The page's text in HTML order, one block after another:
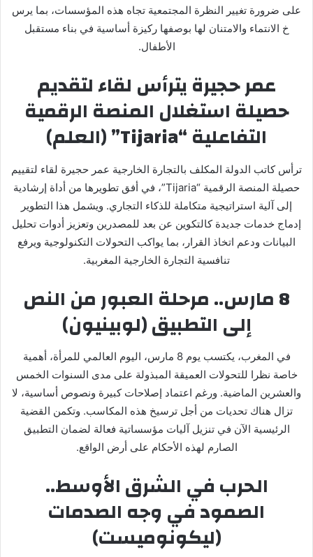
على ضرورة تغيير النظرة المجتمعية تجاه هذه المؤسسات، بما يرس
خ الانتماء والامتنان لها بوصفها ركيزة أساسية في بناء مستقبل
الأطفال.
عمر حجيرة يترأس لقاء لتقديم
حصيلة استغلال المنصة الرقمية
التفاعلية “Tijaria” (العلم)
ترأس كاتب الدولة المكلف بالتجارة الخارجية عمر حجيرة لقاء لتقييم
حصيلة المنصة الرقمية “Tijaria”، في أفق تطويرها من أداة إرشادية
إلى آلية استراتيجية متكاملة للذكاء التجاري. ويشمل هذا التطوير
إدماج خدمات جديدة كالتكوين عن بعد للمصدرين وتعزيز أدوات تحليل
البيانات ودعم اتخاذ القرار، بما يواكب التحولات التكنولوجية ويرفع
تنافسية التجارة الخارجية المغربية.
8 مارس.. مرحلة العبور من النص
إلى التطبيق (لوبينيون)
في المغرب، يكتسب يوم 8 مارس، اليوم العالمي للمرأة، أهمية
خاصة نظرا للتحولات العميقة المبذولة على مدى السنوات الخمس
والعشرين الماضية. ورغم اعتماد إصلاحات كبيرة ونصوص أساسية، لا
تزال هناك تحديات من أجل ترسيخ هذه المكاسب. وتكمن القضية
الرئيسية الآن في تنزيل آليات مؤسساتية فعالة لضمان التطبيق
الصارم لهذه الأحكام على أرض الواقع.
الحرب في الشرق الأوسط..
الصمود في وجه الصدمات
(ليكونوميست)